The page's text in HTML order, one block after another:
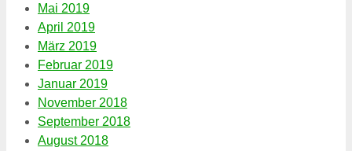
Mai 2019
April 2019
März 2019
Februar 2019
Januar 2019
November 2018
September 2018
August 2018